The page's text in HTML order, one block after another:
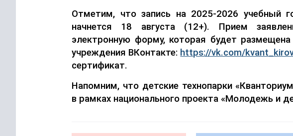
Отметим, что запись на 2025-2026 учебный
начнется 18 августа (12+). Прием
электронную форму, которая будет
учреждения ВКонтакте: https://vk.com/kvant_kirov
сертификат.
Напомним, что детские технопарки
в рамках национального проекта «Молодежь и